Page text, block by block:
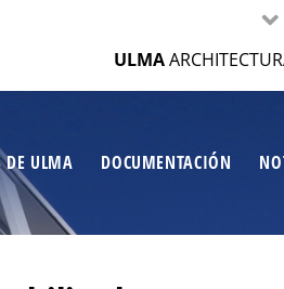
ULMA
DE ULMA DOCUMENTACIÓN